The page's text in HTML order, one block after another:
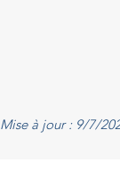
Mise à jour : 9/7/